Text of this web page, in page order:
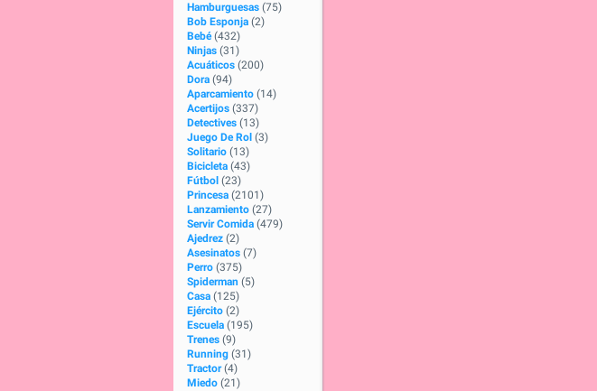
Hamburguesas (75)
Bob Esponja (2)
Bebé (432)
Ninjas (31)
Acuáticos (200)
Dora (94)
Aparcamiento (14)
Acertijos (337)
Detectives (13)
Juego De Rol (3)
Solitario (13)
Bicicleta (43)
Fútbol (23)
Princesa (2101)
Lanzamiento (27)
Servir Comida (479)
Ajedrez (2)
Asesinatos (7)
Perro (375)
Spiderman (5)
Casa (125)
Ejército (2)
Escuela (195)
Trenes (9)
Running (31)
Tractor (4)
Miedo (21)